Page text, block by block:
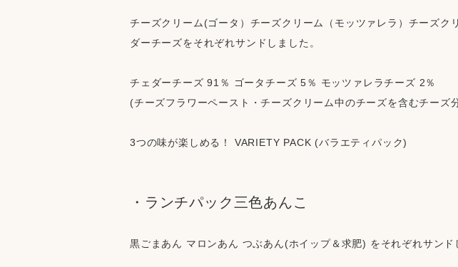
チーズクリーム(ゴータ）チーズクリーム（モッツァレラ）チーズク
ダーチーズをそれぞれサンドしました。
チェダーチーズ 91％ ゴータチーズ 5％ モッツァレラチーズ 2％
(チーズフラワーペースト・チーズクリーム中のチーズを含むチーズ
3つの味が楽しめる！ VARIETY PACK (バラエティパック)
・ランチパック三色あんこ
黒ごまあん マロンあん つぶあん(ホイップ＆求肥) をそれぞれサンド